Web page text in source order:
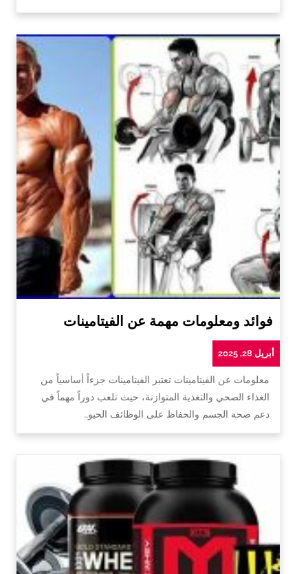
فوائد ومعلومات مهمة عن الفيتامينات
أبريل 28, 2025
معلومات عن الفيتامينات تعتبر الفيتامينات جزءاً أساسياً من
الغذاء الصحي والتغذية المتوازنة، حيث تلعب دوراً مهماً في
دعم صحة الجسم والحفاظ على الوظائف الحيو…